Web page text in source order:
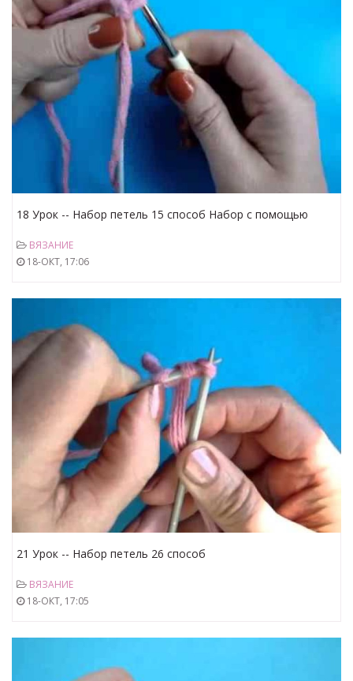
18 Урок -- Набор петель 15 способ Набор с помощью
ВЯЗАНИЕ
18-ОКТ, 17:06
21 Урок -- Набор петель 26 способ
ВЯЗАНИЕ
18-ОКТ, 17:05